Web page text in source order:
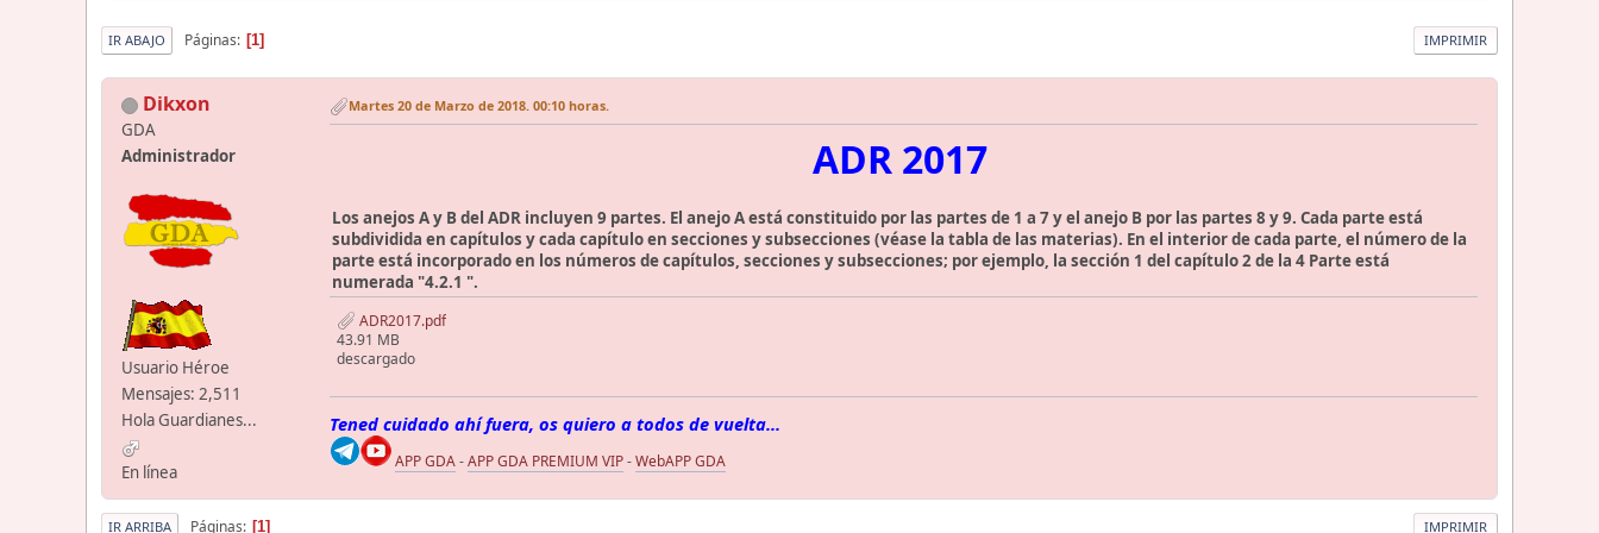
IMPRIMIR
IR ABAJO Páginas 1
Dikxon
GDA
Administrador
Usuario Héroe
Mensajes: 2,511
Hola Guardianes...
En línea
Martes 20 de Marzo de 2018. 00:10 horas.
ADR 2017
Los anejos A y B del ADR incluyen 9 partes. El anejo A está constituido por las partes de 1 a 7 y el anejo B por las partes 8 y 9. Cada parte está
subdividida en capítulos y cada capítulo en secciones y subsecciones (véase la tabla de las materias). En el interior de cada parte, el número de la
parte está incorporado en los números de capítulos, secciones y subsecciones; por ejemplo, la sección 1 del capítulo 2 de la 4 Parte está
numerada "4.2.1 ".
ADR2017.pdf
43.91 MB
descargado
Tened cuidado ahí fuera, os quiero a todos de vuelta...
APP GDA-APP GDA PREMIUM VIP-WebAPP GDA
IMPRIMIR
IR ARRIBA Páginas 1